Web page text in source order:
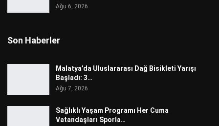
Ağu 6, 2026
Son Haberler
Malatya’da Uluslararası Dağ Bisikleti Yarışı
Başladı: 3…
Ağu 7, 2026
Sağlıklı Yaşam Programı Her Cuma
Vatandaşları Sporla…